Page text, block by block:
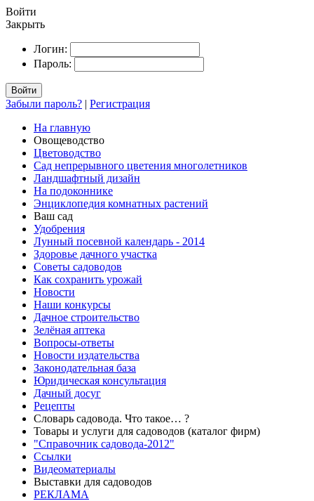
Войти
Закрыть
Логин:
Пароль:
Войти
Забыли пароль? | Регистрация
На главную
Овощеводство
Цветоводство
Сад непрерывного цветения многолетников
Ландшафтный дизайн
На подоконнике
Энциклопедия комнатных растений
Ваш сад
Удобрения
Лунный посевной календарь - 2014
Здоровье дачного участка
Советы садоводов
Как сохранить урожай
Новости
Наши конкурсы
Дачное строительство
Зелёная аптека
Вопросы-ответы
Новости издательства
Законодательная база
Юридическая консультация
Дачный досуг
Рецепты
Словарь садовода. Что такое… ?
Товары и услуги для садоводов (каталог фирм)
"Справочник садовода-2012"
Ссылки
Видеоматериалы
Выставки для садоводов
РЕКЛАМА